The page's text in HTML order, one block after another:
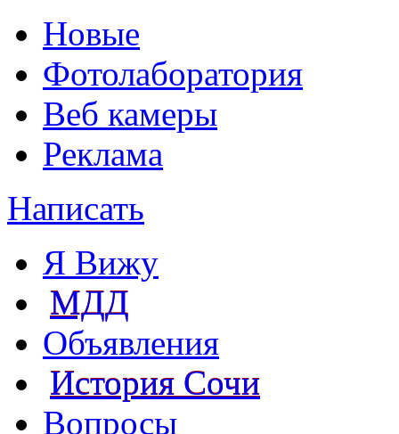
Новые
Фотолаборатория
Веб камеры
Реклама
Написать
Я Вижу
МДД
Объявления
История Сочи
Вопросы